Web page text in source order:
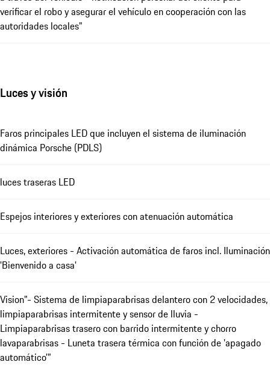
verificar el robo y asegurar el vehículo en cooperación con las
autoridades locales"
Luces y visión
Faros principales LED que incluyen el sistema de iluminación
dinámica Porsche (PDLS)
luces traseras LED
Espejos interiores y exteriores con atenuación automática
Luces, exteriores - Activación automática de faros incl. Iluminación
'Bienvenido a casa'
Vision"- Sistema de limpiaparabrisas delantero con 2 velocidades,
limpiaparabrisas intermitente y sensor de lluvia -
Limpiaparabrisas trasero con barrido intermitente y chorro
lavaparabrisas - Luneta trasera térmica con función de 'apagado
automático'"